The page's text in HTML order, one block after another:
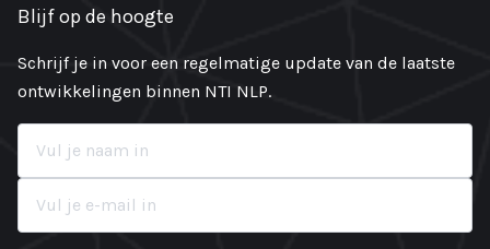
Blijf op de hoogte
Schrijf je in voor een regelmatige update van de laatste
ontwikkelingen binnen NTI NLP.